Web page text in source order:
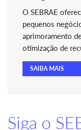
O SEBRAE
pequenos
aprimoramento
otimização de
SAIBA MAIS
Siga o